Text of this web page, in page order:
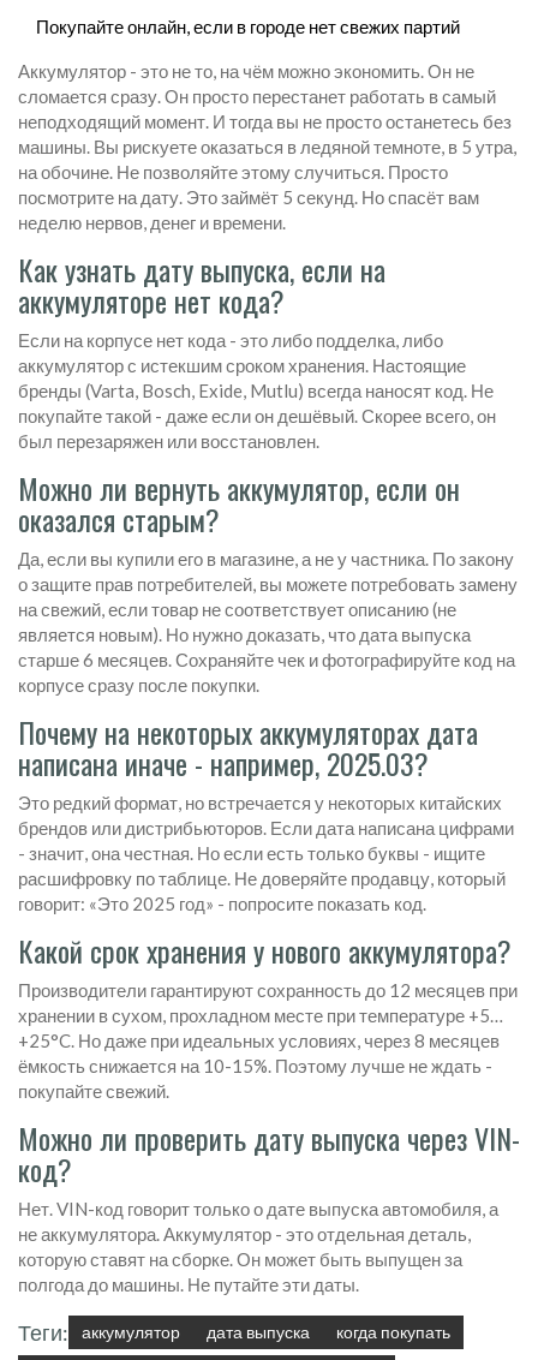
Покупайте онлайн, если в городе нет свежих партий
Аккумулятор - это не то, на чём можно экономить. Он не
сломается сразу. Он просто перестанет работать в самый
неподходящий момент. И тогда вы не просто останетесь без
машины. Вы рискуете оказаться в ледяной темноте, в 5 утра,
на обочине. Не позволяйте этому случиться. Просто
посмотрите на дату. Это займёт 5 секунд. Но спасёт вам
неделю нервов, денег и времени.
Как узнать дату выпуска, если на
аккумуляторе нет кода?
Если на корпусе нет кода - это либо подделка, либо
аккумулятор с истекшим сроком хранения. Настоящие
бренды (Varta, Bosch, Exide, Mutlu) всегда наносят код. Не
покупайте такой - даже если он дешёвый. Скорее всего, он
был перезаряжен или восстановлен.
Можно ли вернуть аккумулятор, если он
оказался старым?
Да, если вы купили его в магазине, а не у частника. По закону
о защите прав потребителей, вы можете потребовать замену
на свежий, если товар не соответствует описанию (не
является новым). Но нужно доказать, что дата выпуска
старше 6 месяцев. Сохраняйте чек и фотографируйте код на
корпусе сразу после покупки.
Почему на некоторых аккумуляторах дата
написана иначе - например, 2025.03?
Это редкий формат, но встречается у некоторых китайских
брендов или дистрибьюторов. Если дата написана цифрами
- значит, она честная. Но если есть только буквы - ищите
расшифровку по таблице. Не доверяйте продавцу, который
говорит: «Это 2025 год» - попросите показать код.
Какой срок хранения у нового аккумулятора?
Производители гарантируют сохранность до 12 месяцев при
хранении в сухом, прохладном месте при температуре +5…
+25°C. Но даже при идеальных условиях, через 8 месяцев
ёмкость снижается на 10-15%. Поэтому лучше не ждать -
покупайте свежий.
Можно ли проверить дату выпуска через VIN-
код?
Нет. VIN-код говорит только о дате выпуска автомобиля, а
не аккумулятора. Аккумулятор - это отдельная деталь,
которую ставят на сборке. Он может быть выпущен за
полгода до машины. Не путайте эти даты.
Теги: аккумулятор дата выпуска
когда покупать